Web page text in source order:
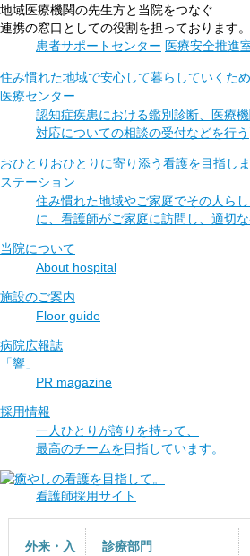
地域医療機関の先生方と当院をつなぐ
連携の窓口としての役割を担っております。
患者サポートセンター 医療安全推進
住み慣れた地域で安心して暮らしていく た
医療センター
認知症疾患における鑑別診断、医療機
対応についての相談の受付などを行う
おひとりおひとりに寄り添う看護を目指しま
ステーション
住み慣れた地域やご家庭でその人ら
に、看護師がご家庭に訪問し、適切な
当院について
About hospital
施設のご案内
Floor guide
病院広報誌
「響」
PR magazine
採用情報
一人ひとりが誇りを持って、
最高のチームを目指しています。
看護師採用サイト
外来・入
診療部門